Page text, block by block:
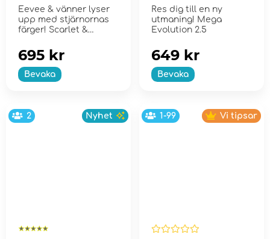
Eevee & vänner lyser
upp med stjärnornas
färger! Scarlet &
Bevaka
695 kr
Res dig till en ny
utmaning! Mega
Evolution 2.5
Bevaka
649 kr
2 Nyhet 1-99 Vi tipsar